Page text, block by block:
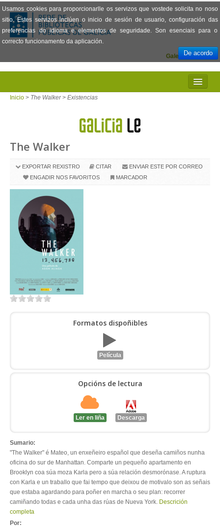
Usamos cookies para proporcionarlle os servizos que vostede solicita no noso
sitio. Estes servizos inclúen o inicio de sesión de usuario, configuración das
preferencias do idioma e elementos de seguridade. Son esenciais para o
correcto funcionamento da aplicación.
De acordo
Español
Galego
INICIO
VISIONADO DE PELÍCULAS
PREGUNTAS FRECUENTES
ENTRAR
Inicio > The Walker > Existencias
The Walker
CITAR ENVIAR ESTE POR CORREO
EXPORTAR REXISTRO
ENGADIR NOS FAVORITOS
MARCADOR
Formatos dispoñibles
Película
Opcións de lectura
Ler en liña Descarga
Sumario:
"The Walker" é Mateo, un enxeñeiro español que deseña camiños nunha
oficina do sur de Manhattan. Comparte un pequeño apartamento en
Brooklyn coa súa moza Karla pero a súa relación desmorónase. A ruptura
con Karla e un traballo que fai tempo que deixou de motivalo son as señais
que estaba agardando para poñer en marcha o seu plan: recorrer
camiñando todas e cada unha das rúas de Nueva York. Descrición
completa
Por: